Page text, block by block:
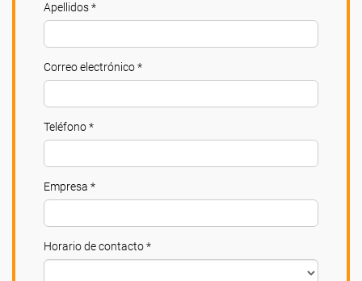
Apellidos *
Correo electrónico *
Teléfono *
Empresa *
Horario de contacto *